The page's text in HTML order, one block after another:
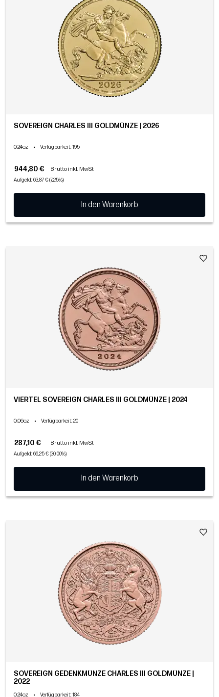
SOVEREIGN CHARLES III GOLDMÜNZE | 2026
0.24oz • Verfügbarkeit: 195
944,80 € Brutto inkl. MwSt
Aufgeld: 63,87 € (7,25%)
In den Warenkorb
VIERTEL SOVEREIGN CHARLES III GOLDMÜNZE | 2024
0.06oz • Verfügbarkeit: 20
287,10 € Brutto inkl. MwSt
Aufgeld: 66,25 € (30,00%)
In den Warenkorb
SOVEREIGN GEDENKMÜNZE CHARLES III GOLDMÜNZE |
2022
0.24oz • Verfügbarkeit: 184